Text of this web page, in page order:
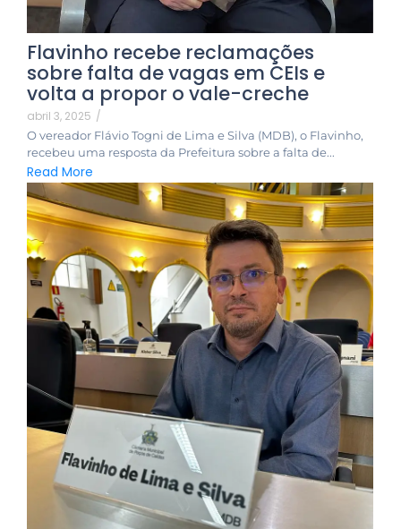
Flavinho recebe reclamações
sobre falta de vagas em CEIs e
volta a propor o vale-creche
abril 3, 2025 /
O vereador Flávio Togni de Lima e Silva (MDB), o Flavinho,
recebeu uma resposta da Prefeitura sobre a falta de...
Read More